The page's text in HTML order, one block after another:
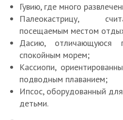
Гувию, где много
Палеокастрицу,
посещаемым местом
Дасию, отличающуюся
спокойным морем;
Кассиопи,
подводным плаванием;
Ипсос, оборудованный
детьми.